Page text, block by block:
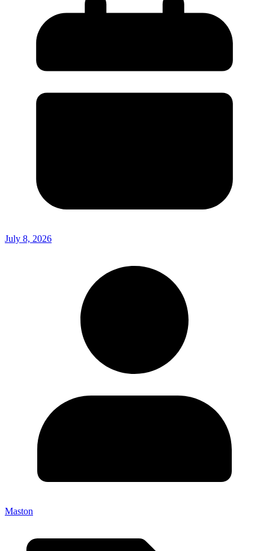
July 8, 2026
Maston